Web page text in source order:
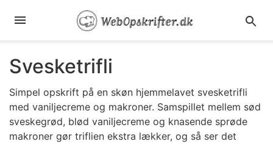
Svesketrifli
Simpel opskrift på en skøn hjemmelavet svesketrifli
med vaniljecreme og makroner. Samspillet mellem sød
sveskegrød, blød vaniljecreme og knasende sprøde
makroner gør triflien ekstra lækker, og så ser det